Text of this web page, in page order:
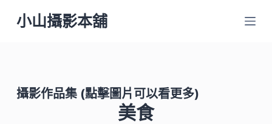
跳
內
容
小山攝影本舖
攝影作品集(點擊圖片可以看更多)
美食